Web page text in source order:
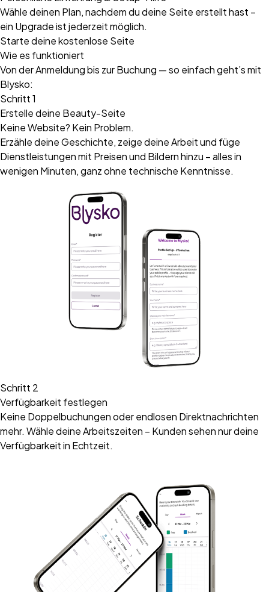
Wähle deinen Plan, nachdem du deine Seite erstellt hast –
ein Upgrade ist jederzeit möglich.
Starte deine kostenlose Seite
Wie es funktioniert
Von der Anmeldung bis zur Buchung — so einfach geht’s mit
Blysko:
Schritt 1
Erstelle deine Beauty-Seite
Keine Website? Kein Problem.
Erzähle deine Geschichte, zeige deine Arbeit und füge
Dienstleistungen mit Preisen und Bildern hinzu – alles in
wenigen Minuten, ganz ohne technische Kenntnisse.
Schritt 2
Verfügbarkeit festlegen
Keine Doppelbuchungen oder endlosen Direktnachrichten
mehr. Wähle deine Arbeitszeiten – Kunden sehen nur deine
Verfügbarkeit in Echtzeit.